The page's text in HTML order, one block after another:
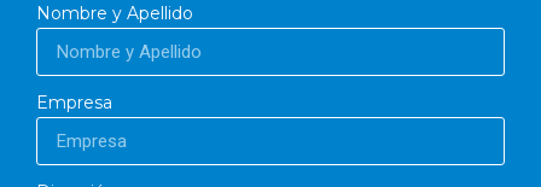
Nombre y Apellido
Empresa